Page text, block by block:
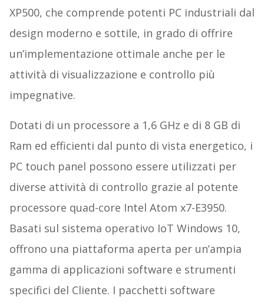
XP500, che comprende potenti PC industriali dal
design moderno e sottile, in grado di offrire
un’implementazione ottimale anche per le
attività di visualizzazione e controllo più
impegnative.
Dotati di un processore a 1,6 GHz e di 8 GB di
Ram ed efficienti dal punto di vista energetico, i
PC touch panel possono essere utilizzati per
diverse attività di controllo grazie al potente
processore quad-core Intel Atom x7-E3950.
Basati sul sistema operativo IoT Windows 10,
offrono una piattaforma aperta per un’ampia
gamma di applicazioni software e strumenti
specifici del Cliente. I pacchetti software